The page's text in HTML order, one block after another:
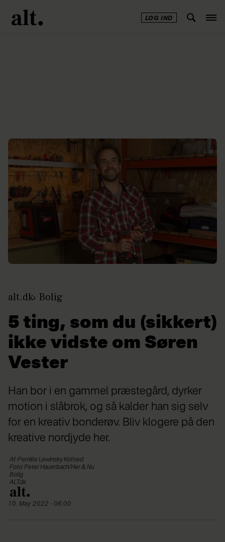
LOG IND
alt.dk Bolig
5 ting, som du (sikkert)
ikke vidste om Søren
Vester
Han bor i en gammel præstegård, dyrker
motion i slåbrok, og så kalder han sig selv
for en kreativ bonderøv. Bliv klogere på den
kreative nordjyde her.
Af: Pernille Lewinsky Kofoed
Foto: Peter Hauerbach/Her & Nu
Bolig
ALT.dk
10. May 2022 - 06:00